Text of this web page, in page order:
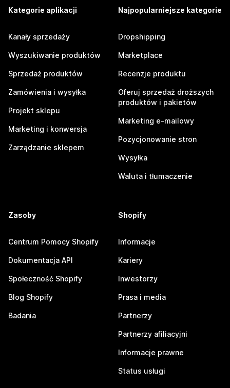
Kategorie aplikacji
Kanały sprzedaży
Wyszukiwanie produktów
Sprzedaż produktów
Zamówienia i wysyłka
Projekt sklepu
Marketing i konwersja
Zarządzanie sklepem
Najpopularniejsze kategorie
Dropshipping
Marketplace
Recenzje produktu
Oferuj sprzedaż droższych
produktów i pakietów
Marketing e-mailowy
Pozycjonowanie stron
Wysyłka
Waluta i tłumaczenie
Zasoby
Centrum Pomocy Shopify
Dokumentacja API
Społeczność Shopify
Blog Shopify
Badania
Shopify
Informacje
Kariery
Inwestorzy
Prasa i media
Partnerzy
Partnerzy afiliacyjni
Informacje prawne
Status usługi